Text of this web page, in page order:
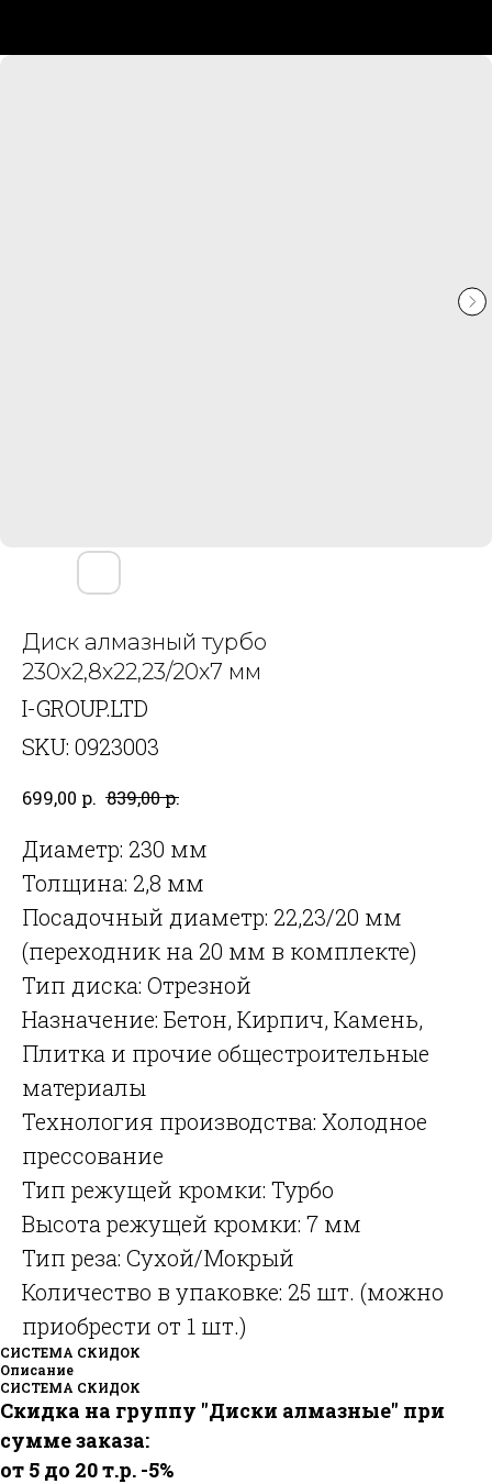
Диск алмазный турбо
230х2,8х22,23/20х7 мм
I-GROUP.LTD
SKU: 0923003
699,00 р. 839,00р.
Диаметр: 230 мм
Толщина: 2,8 мм
Посадочный диаметр: 22,23/20 мм
(переходник на 20 мм в комплекте)
Тип диска: Отрезной
Назначение: Бетон, Кирпич, Камень,
Плитка и прочие общестроительные
материалы
Технология производства: Холодное
прессование
Тип режущей кромки: Турбо
Высота режущей кромки: 7 мм
Тип реза: Сухой/Мокрый
Количество в упаковке: 25 шт. (можно
приобрести от 1 шт.)
СИСТЕМА СКИДОК
Описание
СИСТЕМА СКИДОК
Скидка на группу "Диски алмазные" при
сумме заказа:
от 5 до 20 т.р. -5%